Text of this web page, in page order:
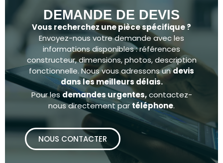
DEMANDE DE DEVIS
Vous recherchez une pièce spécifique ?
Envoyez-nous votre demande avec les
informations disponibles : références
constructeur, dimensions, photos, description
fonctionnelle. Nous vous adressons undevis
dans les meilleurs délais.
Pour lesdemandes urgentes,contactez-
nous directement par téléphone.
NOUS CONTACTER